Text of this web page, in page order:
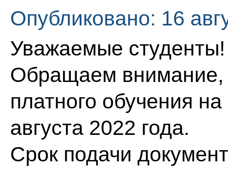
Опубликовано: 16
Уважаемые студенты!
Обращаем внимание,
платного обучения
августа 2022 года.
Срок подачи